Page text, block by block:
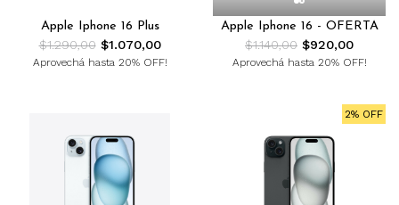
Apple Iphone 16 Plus
$1.290,00$1.070,00
Aprovechá hasta 20% OFF!
Apple Iphone 16 - OFERTA
$1.140,00 $920,00
Aprovechá hasta 20% OFF!
2% OFF